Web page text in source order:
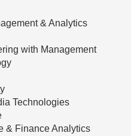
& Analytics
with Management
Technologies
& Finance Analytics